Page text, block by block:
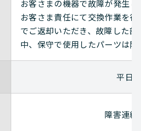
NETWORK（ネットワー
NETWORK（ネットワー
NETWORK（ネットワー
NETWORK（ネットワー
お客さまの機器で故障が発生
お客さま責任にて交換作業を
でご返却いただき、故障した
中、保守で使用したパーツは
平日9
障害連